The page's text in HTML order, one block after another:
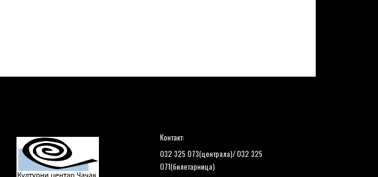
Контакт:
032 325 073(централа)/ 032 325
071(билетарница)